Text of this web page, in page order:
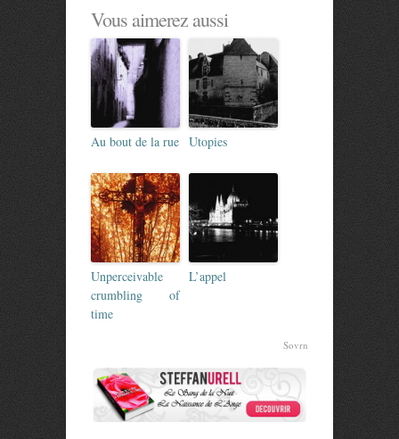
Vous aimerez aussi
Au bout de la rue Utopies
Unperceivable
crumbling of
time
L’appel
Sovrn